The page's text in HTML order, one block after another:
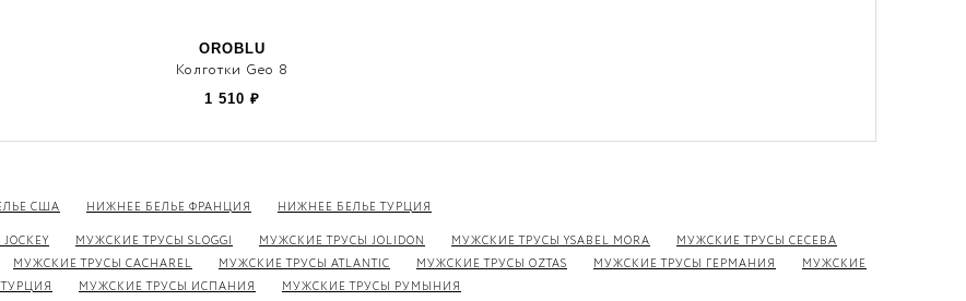
OROBLU
Колготки Geo 8
1 510 ₽
США НИЖНЕЕ БЕЛЬЕ ФРАНЦИЯ НИЖНЕЕ БЕЛЬЕ ТУРЦИЯ
МУЖСКИЕ ТРУСЫ SLOGGI МУЖСКИЕ ТРУСЫ JOLIDON МУЖСКИЕ ТРУСЫ YSABEL MORA
МУЖСКИЕ ТРУСЫ CECEBA
МУЖСКИЕ ТРУСЫ CACHAREL МУЖСКИЕ ТРУСЫ ATLANTIC МУЖСКИЕ ТРУСЫ OZTAS МУЖСКИЕ ТРУСЫ ГЕРМАНИЯ
МУЖСКИЕ
МУЖСКИЕ ТРУСЫ ИСПАНИЯ МУЖСКИЕ ТРУСЫ РУМЫНИЯ